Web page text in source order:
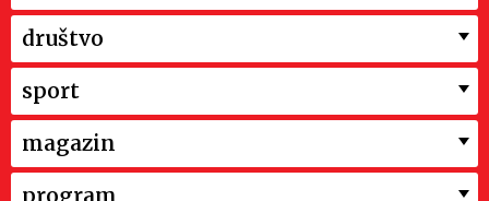
društvo
sport
magazin
program